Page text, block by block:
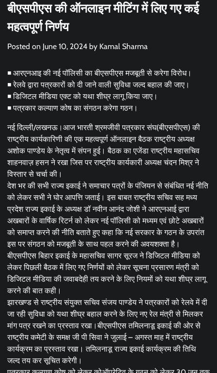
बीएसपीएस की ऑनलाइन मीटिंग में लिए गए कई
महत्वपूर्ण निर्णय
Posted on June 10, 2024 by Kamal Sharma
◾ आरएनआइ की नई पॉलिसी का बीएसपीएस मजबूती से करेगा विरोध।
◾ रेलवे द्वारा पत्रकारों को दी जाने वाली सुविधा जल्द बहाल की जाए।
◾ डिजिटल मीडिया एक्ट को यथा शीघ्र लागू किया जाए।
◾ पत्रकार कल्याण कोष का संगठन करेगा गठन।
नई दिल्ली/लखनऊ।आज भारती श्रमजीवी पत्रकार संघ(बीएसपीएस) की
राष्ट्रीय कार्यकारिणी की एक महत्वपूर्ण ऑनलाइन बैठक राष्ट्रीय अध्यक्ष
अशोक पाण्डेय के नेतृत्व में संपन हुई। बैठक का एजेंडा राष्ट्रीय महासचिव
शाहनवाज़ हसन ने रखा जिस पर राष्ट्रीय कार्यकारी अध्यक्ष चंदन मिश्र ने
विस्तार से चर्चा की।
देश भर की सभी राज्य इकाई ने समाचार पत्रों के पंजियन से संबंधित नई नीति
को लेकर सभी ने घोर आपत्ति जताई। इस बाबत राष्ट्रीय सचिव सह मध्य
प्रदेश राज्य इकाई के अध्यक्ष डॉ नवीन आनंद जोशी ने आरएनआई द्वारा
अखबारों के वार्षिक रिटर्न को लेकर नई पॉलिसी को मध्यम एवं छोटे अखबारों
को समाप्त करने की नीति बताते हुए कहा कि नई सरकार के गठन के उपरांत
इस पर संगठन को मजबूती के साथ पहल करने की अवयशक्ता है।
बीएसपीएस बिहार इकाई के महासचिव सागर सूरज ने डिजिटल मीडिया को
लेकर पिछली बैठक में लिए गए निर्णयों को लेकर सूचना प्रसारण मंत्री को
डिजिटल मीडिया की जवाबदेही तय करने के लिए नियमों को यथा शीघ्र लागू
करने की बात कही।
झारखण्ड से राष्ट्रीय संयुक्त सचिव संजय पाण्डेय ने पत्रकारों को रेलवे में दी
जा रही सुविधा को यथा शीघ्र बहाल करने के लिए नए रेल मंत्री से मिलकर
मांग पत्र रखने का प्रस्ताव रखा।बीएसपीएस तमिलनाडू इकाई की ओर से
राष्ट्रीय कमेटी के समक्ष जी पी सिवा ने जुलाई – अगस्त माह में राष्ट्रीय
कार्यक्रम का प्रस्ताव रखा। तमिलनाडू राज्य इकाई कार्यक्रम की तिथि
जल्द तय कर सूचित करेगी।